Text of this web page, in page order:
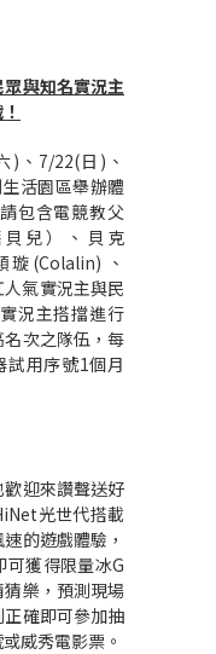
與知名實況主
) 、 7/22(日 ) 、
活園區舉辦體
包含電競教父
貝兒）、貝克
璇 (Colalin) 、
人氣實況主與民
況主搭擋進行
名次之隊伍，每
試用序號1個月
迎來讚聲送好
光世代搭載
的遊戲體驗，
可獲得限量冰G
樂，預測現場
確即可參加抽
威秀電影票。